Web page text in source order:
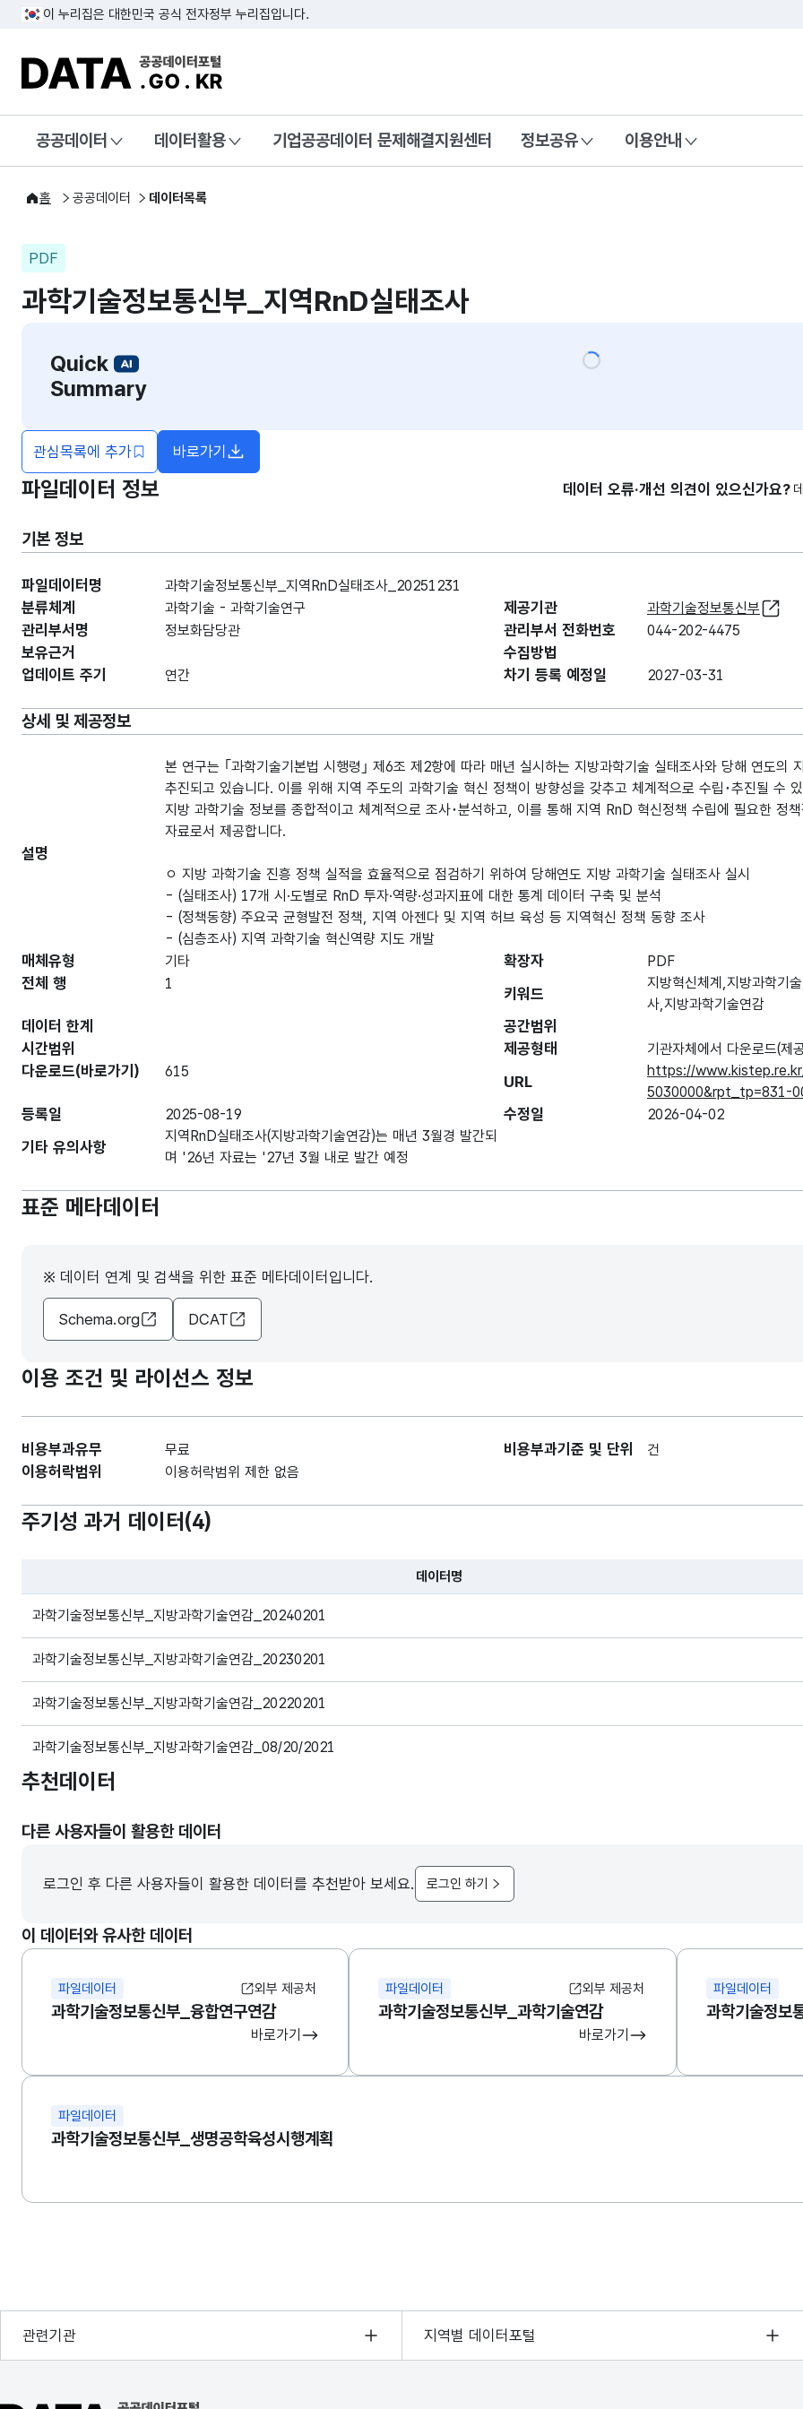
이 누리집은 대한민국 공식 전자정부 누리집입니다.
DATA.GO.KR 공공데이터포털
공공데이터 데이터활용 기업공공데이터 문제해결지원센터 정보공유 이용안내
홈 공공데이터 데이터목록
PDF
과학기술정보통신부_지역RnD실태조사
Quick
Summary
관심목록에 추가
새창열림
바로가기
파일데이터 정보 데이터 오류·개선 의견이 있으신가요?
기본 정보
파일데이터명 과학기술정보통신부_지역RnD실태조사_20251231
분류체계 과학기술 - 과학기술연구 제공기관 과학기술정보통신부
관리부서명 정보화담당관 관리부서 전화번호 044-202-4475
보유근거
수집방법
업데이트 주기
연간 차기 등록 예정일 2027-03-31
상세 및 제공정보
설명
본 연구는 ｢과학기술기본법 시행령｣ 제6조 제2항에 따라 매년 실시하는 지방과학기술 실태조사와 당해 연도의
추진되고 있습니다. 이를 위해 지역 주도의 과학기술 혁신 정책이 방향성을 갖추고 체계적으로 수립･추진될 수
지방 과학기술 정보를 종합적이고 체계적으로 조사･분석하고, 이를 통해 지역 RnD 혁신정책 수립에 필요한 정
자료로서 제공합니다.
ㅇ 지방 과학기술 진흥 정책 실적을 효율적으로 점검하기 위하여 당해연도 지방 과학기술 실태조사 실시
- (실태조사) 17개 시·도별로 RnD 투자·역량·성과지표에 대한 통계 데이터 구축 및 분석
- (정책동향) 주요국 균형발전 정책, 지역 아젠다 및 지역 허브 육성 등 지역혁신 정책 동향 조사
- (심층조사) 지역 과학기술 혁신역량 지도 개발
매체유형 기타 확장자 PDF
전체 행 1
키워드
지방혁신체계,지방과학기
사,지방과학기술연감
데이터 한계
공간범위
시간범위
제공형태 기관자체에서 다운로드(제
다운로드(바로가기) 615
URL
https://
5030000&rpt_tp=831-
등록일 2025-08-19 수정일 2026-04-02
기타 유의사항
지역RnD실태조사(지방과학기술연감)는 매년 3월경 발간되
며 '26년 자료는 '27년 3월 내로 발간 예정
표준 메타데이터
※ 데이터 연계 및 검색을 위한 표준 메타데이터입니다.
Schema.org DCAT
이용 조건 및 라이선스 정보
비용부과유무 무료 비용부과기준 및 단위 건
이용허락범위 이용허락범위 제한 없음
주기성 과거 데이터(4)
파일 데이터의 과거 데이터표로 데이터명, 등록일로 구성되어있습니다.
데이터명
과학기술정보통신부_지방과학기술연감_20240201
과학기술정보통신부_지방과학기술연감_20230201
과학기술정보통신부_지방과학기술연감_20220201
과학기술정보통신부_지방과학기술연감_08/20/2021
추천데이터
다른 사용자들이 활용한 데이터
로그인 후 다른 사용자들이 활용한 데이터를 추천받아 보세요. 로그인 하기
이 데이터와 유사한 데이터
파일데이터 외부 제공처
과학기술정보통신부_융합연구연감
바로가기
파일데이터 외부 제공처
과학기술정보통신부_과학기술연감
바로가기
파일데이터
파일데이터
과학기술정보통신부_생명공학육성시행계획
관련기관
행정안전부
한국지능정보사회진흥원
지역별 데이터포털
서울 열린데이터광장
경기데이터드림